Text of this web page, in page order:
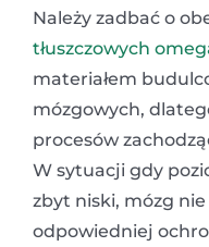
Należy zadbać o
tłuszczowych
materiałem
mózgowych,
procesów
W sytuacji gdy
zbyt niski, mózg
odpowiedniej